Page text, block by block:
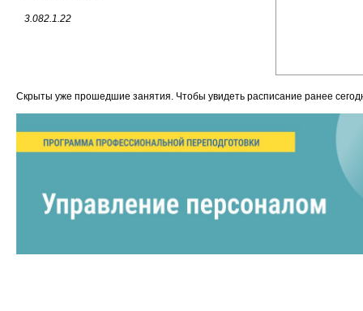
3.082.1.22
Скрыты уже прошедшие занятия. Чтобы увидеть расписание ранее